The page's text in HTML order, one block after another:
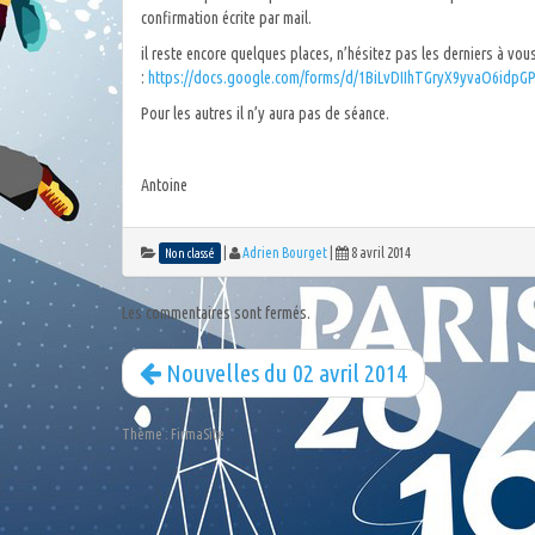
confirmation écrite par mail.
il reste encore quelques places, n’hésitez pas les derniers à
: https://docs.google.com/forms/d/
Pour les autres il n’y aura pas de séance.
Antoine
Non classé Adrien Bourget 8 avril 2014
Les commentaires sont fermés.
Nouvelles du 02 avril 2014
Thème : FirmaSite